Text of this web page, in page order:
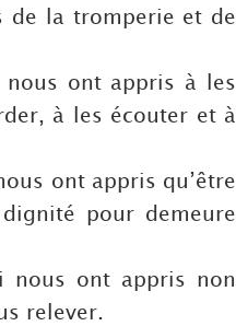
de la tromperie et de
nous ont appris à les
à les écouter et à
ont appris qu’être
pour demeure
nous ont appris non
relever.